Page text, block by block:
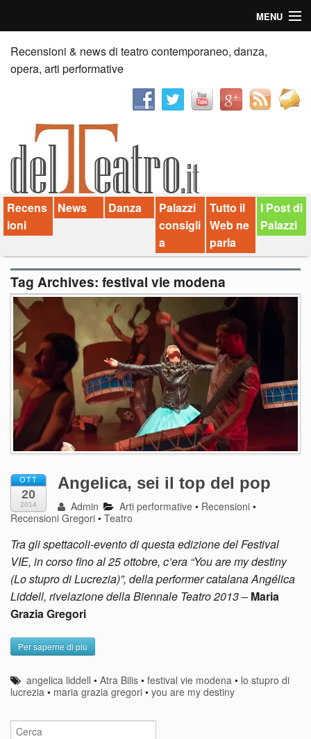
MENU
Home
Recensioni
News
Palazzi consiglia
Video
Chi siamo
Contatti
dT in English
Recensioni & news di teatro contemporaneo, danza,
opera, arti performative
Recens
ioni
News Danza
Palazzi
consigli
a
Tutto il
Web ne
parla
I Post di
Palazzi
Tag Archives: festival vie modena
OTT
20
2014
Angelica, sei il top del pop
Admin Arti performative • Recensioni •
Recensioni Gregori • Teatro
Tra gli spettacoli-evento di questa edizione del Festival
VIE, in corso fino al 25 ottobre, c’era “You are my destiny
(Lo stupro di Lucrezia)”, della performer catalana Angélica
Liddell, rivelazione della Biennale Teatro 2013– Maria
Grazia Gregori
Per saperne di più
angelica liddell •Atra Bilis •festival vie modena • lo stupro di
lucrezia • maria grazia gregori • you are my destiny